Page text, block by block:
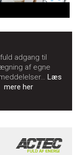
adgang til
af egne
Læs
mere her